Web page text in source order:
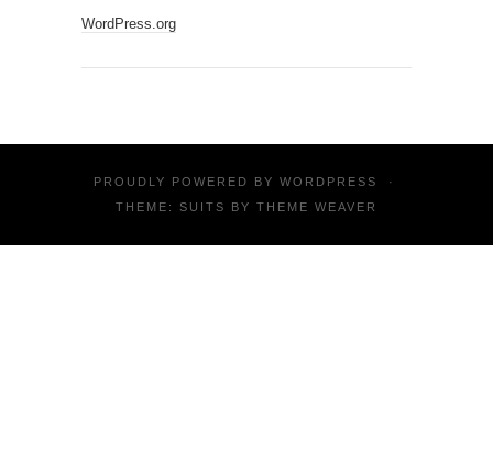
WordPress.org
PROUDLY POWERED BY WORDPRESS
·
THEME: SUITS BY THEME WEAVER